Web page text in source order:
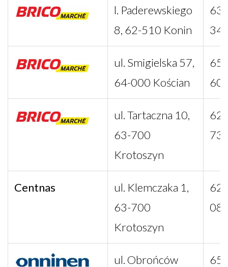
l. Paderewskiego
8, 62-510 Konin
63
34
ul. Smigielska 57,
64-000 Kościan
65
60
ul. Tartaczna 10,
63-700
Krotoszyn
62
73
Centnas
ul. Klemczaka 1,
63-700
Krotoszyn
62
08
ul. Obrońców
65